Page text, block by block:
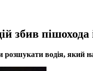
збив пішохода
водія, який